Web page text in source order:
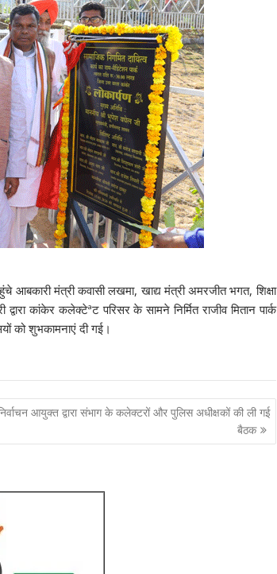
आबकारी मंत्री कवासी लखमा, खाद्य मंत्री अमरजीत भगत, शिक्षा
कांकेर कलेक्टेªट परिसर के सामने निर्मित राजीव मितान पार्क
को शुभकामनाएं दी गई।
आयुक्त द्वारा संभाग के कलेक्टरों और पुलिस अधीक्षकों की ली गई
बैठक